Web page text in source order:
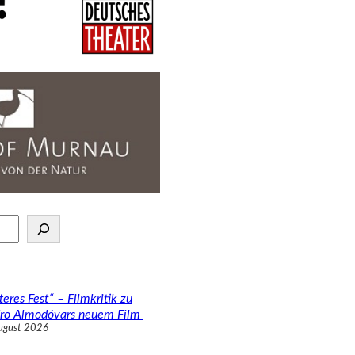
Fest“ – Filmkritik zu
Almodóvars neuem Film
2026